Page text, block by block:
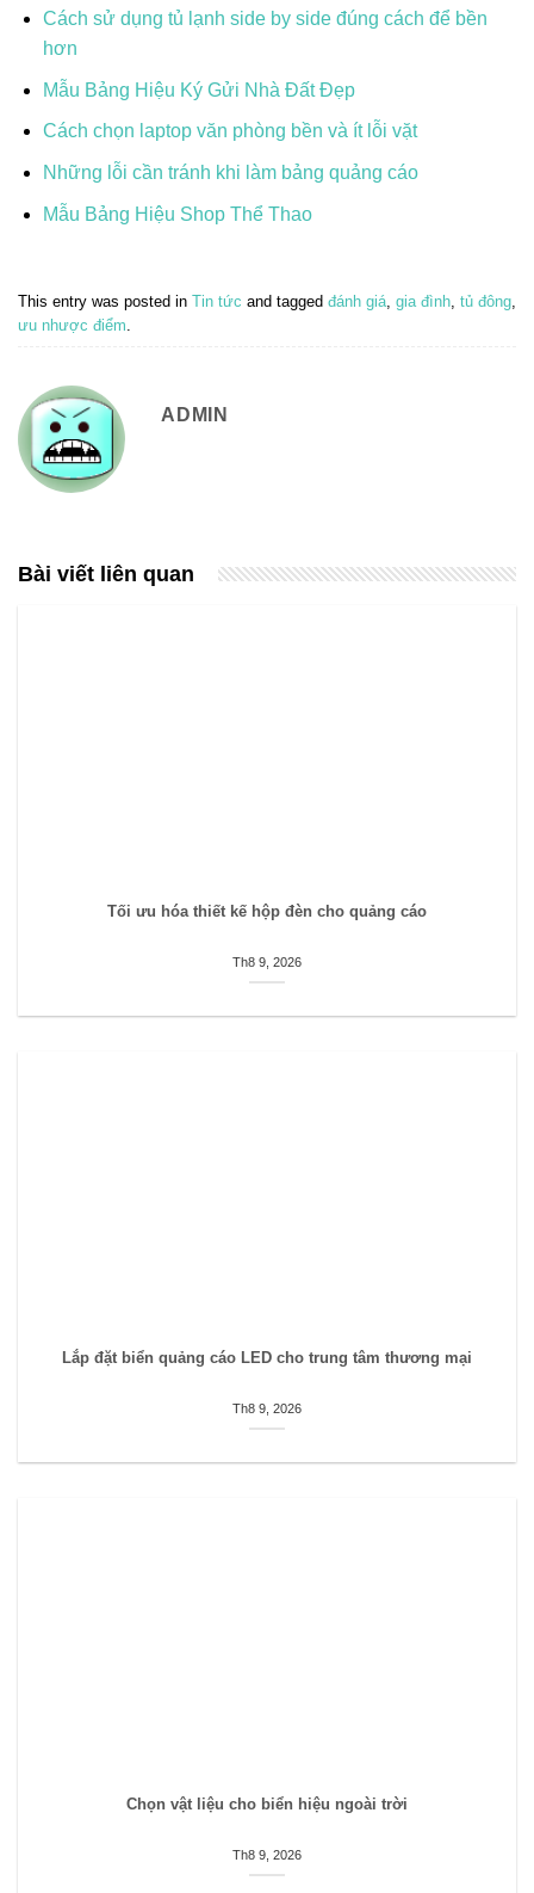
Cách sử dụng tủ lạnh side by side đúng cách để bền
hơn
Mẫu Bảng Hiệu Ký Gửi Nhà Đất Đẹp
Cách chọn laptop văn phòng bền và ít lỗi vặt
Những lỗi cần tránh khi làm bảng quảng cáo
Mẫu Bảng Hiệu Shop Thể Thao
This entry was posted in Tin tức and tagged đánh giá gia đình tủ đông
ưu nhược điểm
ADMIN
Bài viết liên quan
Tối ưu hóa thiết kế hộp đèn cho quảng cáo
Th8 9, 2026
Lắp đặt biển quảng cáo LED cho trung tâm thương mại
Th8 9, 2026
Chọn vật liệu cho biển hiệu ngoài trời
Th8 9, 2026